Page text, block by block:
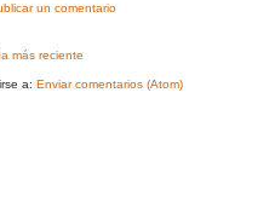
un comentario
más reciente
a: Enviar comentarios (Atom)